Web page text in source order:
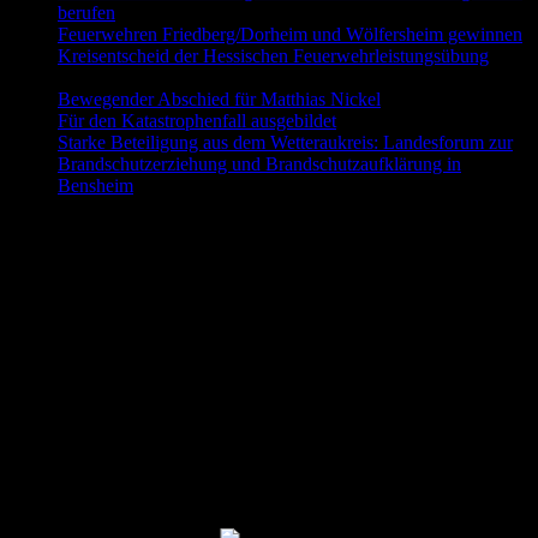
berufen
Feuerwehren Friedberg/Dorheim und Wölfersheim gewinnen
Kreisentscheid der Hessischen Feuerwehrleistungsübung
Bewegender Abschied für Matthias Nickel
Für den Katastrophenfall ausgebildet
Starke Beteiligung aus dem Wetteraukreis: Landesforum zur
Brandschutzerziehung und Brandschutzaufklärung in
Bensheim